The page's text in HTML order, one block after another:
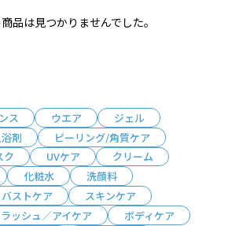
ス ウエア
ジェル
剤
ピーリング/角質ケア
ク
UVケア
クリーム
化粧水
洗顔料
バストケア
スキンケア
ッシュ／アイケア
ボディケア
品は見つかりませんでした。